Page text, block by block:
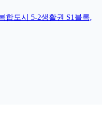
합도시 5-2생활권 S1블록,